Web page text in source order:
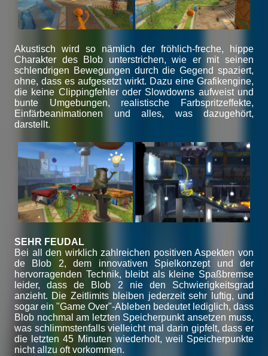
Akustisch wird so nämlich der fröhlich-freche, hippe
Charakter des Blob unterstrichen, wie er mit seinen
schlendrigen Bewegungen durch die Gegend spaziert,
ohne, dass es aufgesetzt wirkt. Dazu eine Grafikengine,
die keine Clippingfehler oder Slowdowns aufweist und
bunte Umgebungen, realistische Farbspritzeffekte,
Einfärbeanimationen und alles, was dazugehört,
darstellt.
SEHR FEUDAL
Bei all den wirklich zahlreichen positiven Aspekten von
de Blob 2, dem innovativen Spielkonzept und der
hervorragenden Technik, bleibt als kleine Spaßbremse
leider, dass de Blob 2 nie den Schwierigkeitsgrad
anzieht. Die Zeitlimits bleiben jederzeit sehr luftig, und
sogar ein "Game Over"-Ableben bedeutet lediglich, dass
Blob nochmal am letzten Speicherpunkt ansetzen muss,
was schlimmstenfalls vielleicht mal darin gipfelt, dass er
die letzten 45 Minuten wiederholt, weil Speicherpunkte
nicht allzu oft vorkommen.